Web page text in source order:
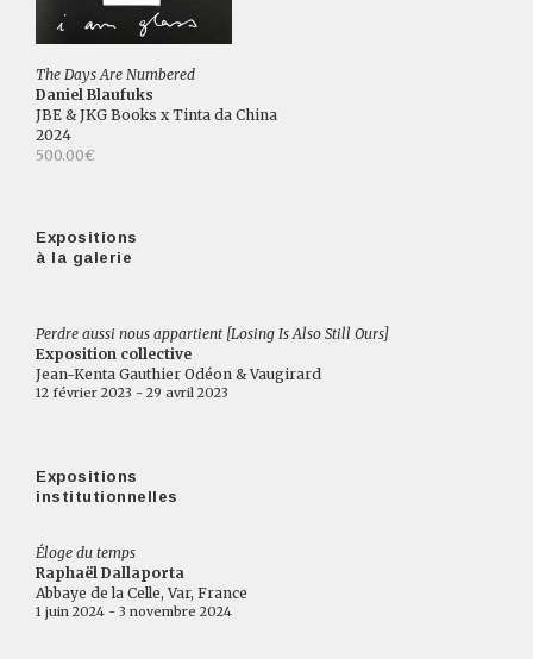
The Days Are Numbered
Daniel Blaufuks
JBE & JKG Books x Tinta da China
2024
500.00€
Expositions
à la galerie
Perdre aussi nous appartient [Losing Is Also Still Ours]
Exposition collective
Jean-Kenta Gauthier Odéon & Vaugirard
12 février 2023 - 29 avril 2023
Expositions
institutionnelles
Éloge du temps
Raphaël Dallaporta
Abbaye de la Celle, Var, France
1 juin 2024 - 3 novembre 2024